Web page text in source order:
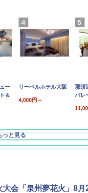
ー
＆
リーベルホテル大阪
4,000円～
那須
バレ
っと見る
大会「泉州夢花火」8